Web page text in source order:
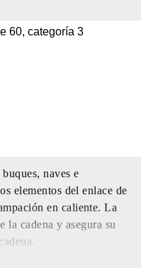
naves e
elementos del enlace de
en caliente. La
cadena y asegura su